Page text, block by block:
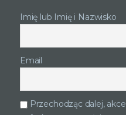
Imię lub Imię i Nazwisko
Email
Przechodząc dalej,